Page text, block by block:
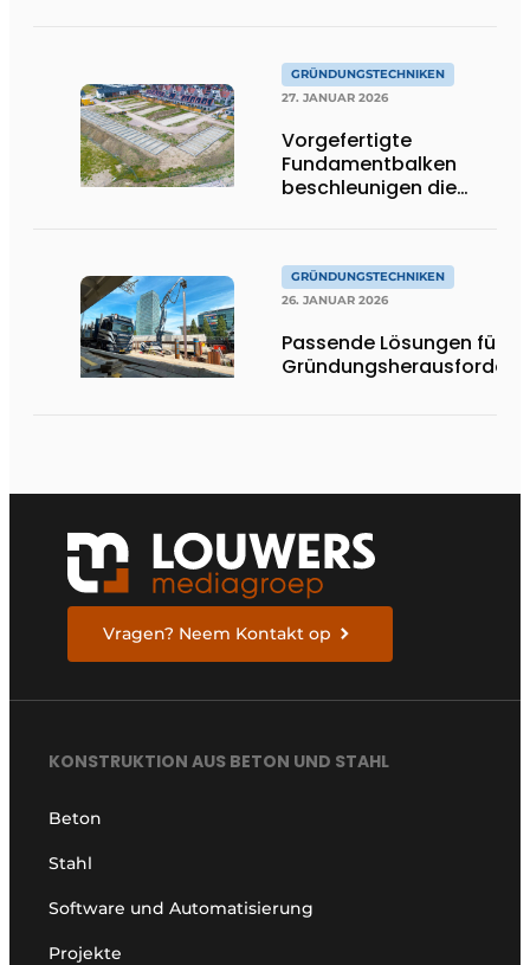
GRÜNDUNGSTECHNIKEN
27. JANUAR 2026
Vorgefertigte
Fundamentbalken
beschleunigen die
GRÜNDUNGSTECHNIKEN
26. JANUAR 2026
Passende Lösungen für
Vragen? Neem Kontakt op
KONSTRUKTION AUS BETON UND STAHL
Beton
Stahl
Software und Automatisierung
Projekte